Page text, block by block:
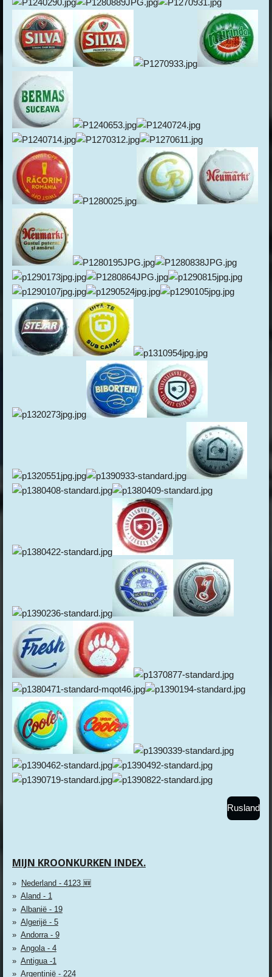
Rusland
MIJN KROONKURKEN INDEX.
Nederland - 4123 🆕
Aland - 1
Albanië - 19
Algerijë - 5
Andorra - 9
Angola - 4
Antigua -1
Argentinië - 224